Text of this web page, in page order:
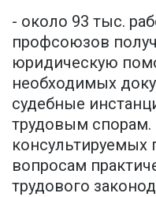
- около 93 тыс.
профсоюзов
юридическую
необходимых
судебные
трудовым спорам.
вопросам
трудового